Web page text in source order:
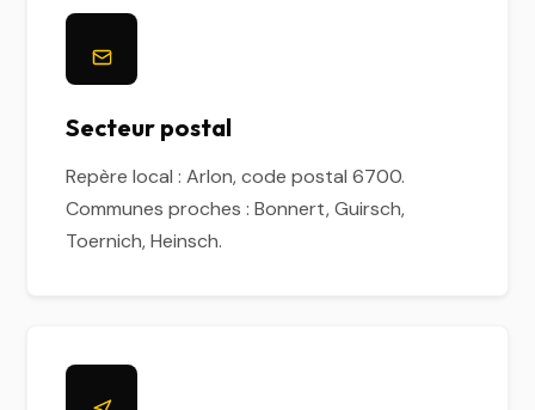
Secteur postal
Repère local : Arlon, code postal 6700.
Communes proches : Bonnert, Guirsch,
Toernich, Heinsch.